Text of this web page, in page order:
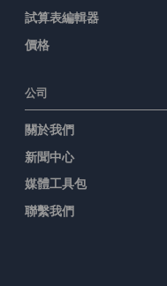
試算表編輯器
價格
公司
關於我們
新聞中心
媒體工具包
聯繫我們